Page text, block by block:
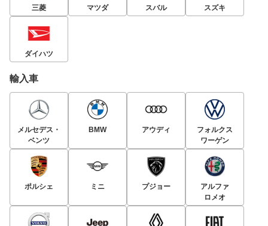
三菱 マツダ スバル スズキ
ダイハツ
輸入車
メルセデス・
ベンツ
BMW アウディ
フォルクス
ワーゲン
ポルシェ ミニ プジョー
アルファ
ロメオ